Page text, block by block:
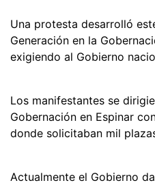
Una protesta desarrolló
Generación en la
exigiendo al Gobierno
Los manifestantes se
Gobernación en Espinar
donde solicitaban mil
Actualmente el Gobierno